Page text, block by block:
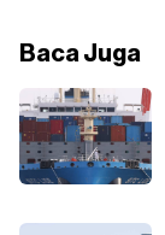
Baca Juga